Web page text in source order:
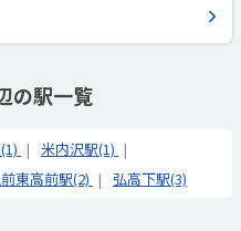
の駅一覧
米内沢駅(1)
東高前駅(2) 弘高下駅(3)